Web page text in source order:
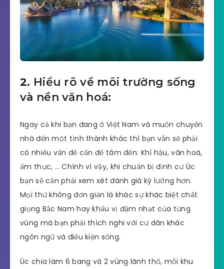
2. Hiểu rõ về môi trường sống
và nền văn hoá:
Ngay cả khi bạn đang ở Việt Nam và muốn chuyển
nhà đến một tỉnh thành khác thì bạn vẫn sẽ phải
có nhiều vấn đề cần để tâm đến: Khí hậu, văn hoá,
ẩm thực, … Chính vì vậy, khi chuẩn bị định cư Úc
bạn sẽ cần phải xem xét đánh giá kỹ lưỡng hơn.
Mọi thứ không đơn giản là khác sự khác biệt chất
giọng Bắc Nam hay khẩu vị đậm nhạt của từng
vùng mà bạn phải thích nghi với cư dân khác
ngôn ngữ và điều kiện sống.
Úc chia làm 6 bang và 2 vùng lãnh thổ, mỗi khu